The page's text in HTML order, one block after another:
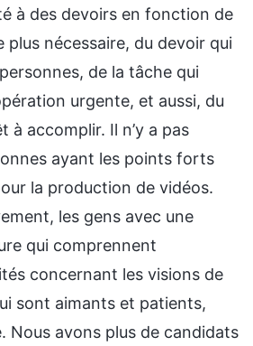
à des devoirs en fonction de
plus nécessaire, du devoir qui
de la tâche qui
urgente, et aussi, du
à accomplir. Il n’y a pas
ayant les points forts
la production de vidéos.
les gens avec une
qui comprennent
concernant les visions de
sont aimants et patients,
Nous avons plus de candidats